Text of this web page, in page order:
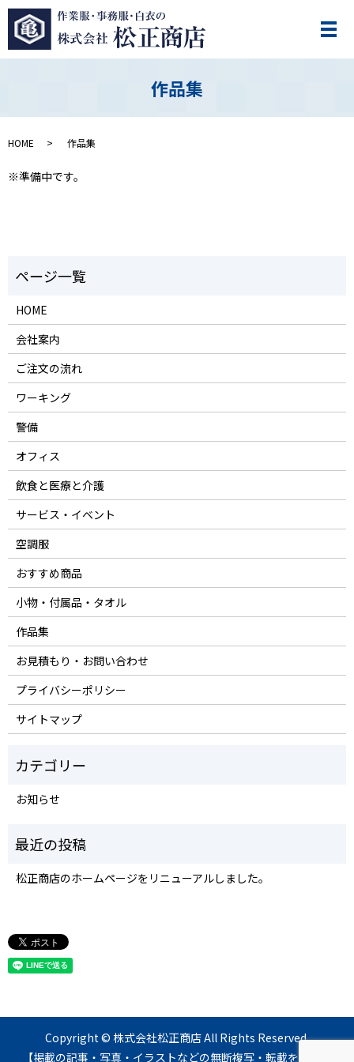
作品集
HOME 作品集
※準備中です。
HOME
会社案内
ご注文の流れ
ワーキング
警備
オフィス
飲食と医療と介護
サービス・イベント
空調服
おすすめ商品
小物・付属品・タオル
作品集
お見積もり・お問い合わせ
プライバシーポリシー
サイトマップ
お知らせ
松正商店のホームページをリニューアルしました。
Copyright © 株式会社松正商店 All Rights Reserved.
【掲載の記事・写真・イラストなどの無断複写・転載を禁じま